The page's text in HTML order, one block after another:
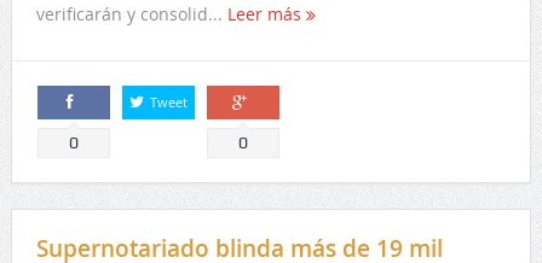
verificarán y consolid... Leer más
Comparte
0
Tweet
Comparte
0
Supernotariado blinda más de 19 mil